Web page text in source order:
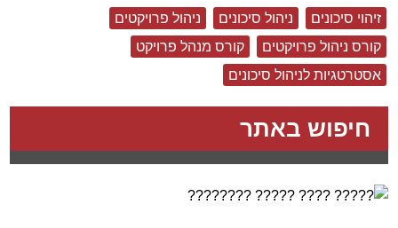
זיהוי סיכונים ניהול סיכונים
ניהול פרויקטים
קורס ניהול פרויקטים
קורס מנהל פרויקט
אסטרטגיות לניהול סיכונים
חיפוש באתר